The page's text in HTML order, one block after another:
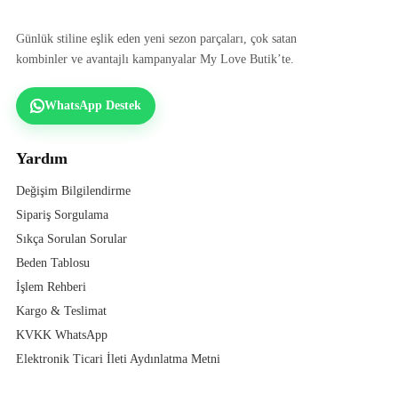
Günlük stiline eşlik eden yeni sezon parçaları, çok satan
kombinler ve avantajlı kampanyalar My Love Butik’te.
WhatsApp Destek
Yardım
Değişim Bilgilendirme
Sipariş Sorgulama
Sıkça Sorulan Sorular
Beden Tablosu
İşlem Rehberi
Kargo & Teslimat
KVKK WhatsApp
Elektronik Ticari İleti Aydınlatma Metni